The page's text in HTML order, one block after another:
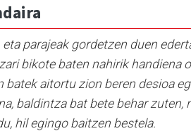
parajeak gordetzen duen
bikote baten nahirik handiena
aitortu zion beren desioa
baldintza bat bete behar zuten,
hil egingo baitzen bestela.